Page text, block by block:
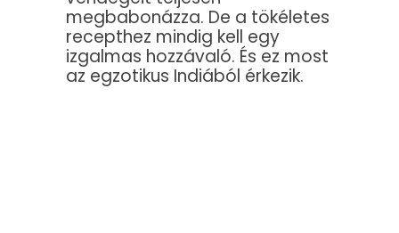
megbabonázza. De a tökéletes
recepthez mindig kell egy
izgalmas hozzávaló. És ez most
az egzotikus Indiából érkezik.